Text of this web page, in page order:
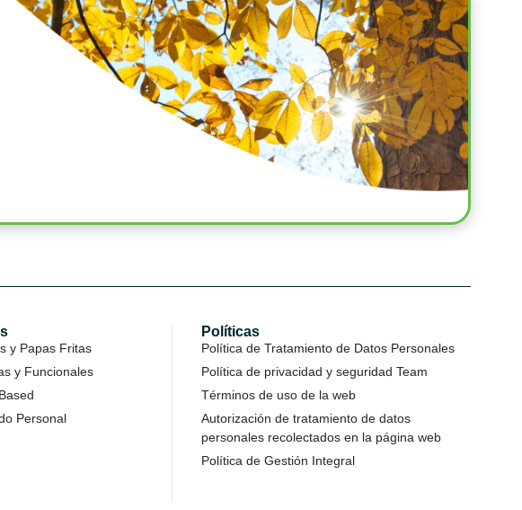
y Papas Fritas
y Funcionales
Personal
Políticas
Política de Tratamiento de Datos Personales
Política de privacidad y seguridad Team
Términos de uso de la web
Autorización de tratamiento de datos
personales recolectados en la página web
Política de Gestión Integral